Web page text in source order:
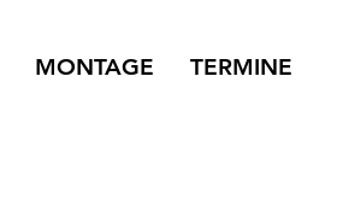
MONTAGE TERMINE